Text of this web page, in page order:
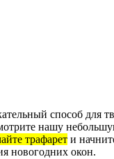
способ для
нашу
трафарет и
новогодних окон.